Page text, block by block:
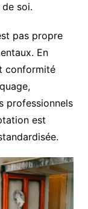
soi.
pas propre
En
conformité
professionnels
est